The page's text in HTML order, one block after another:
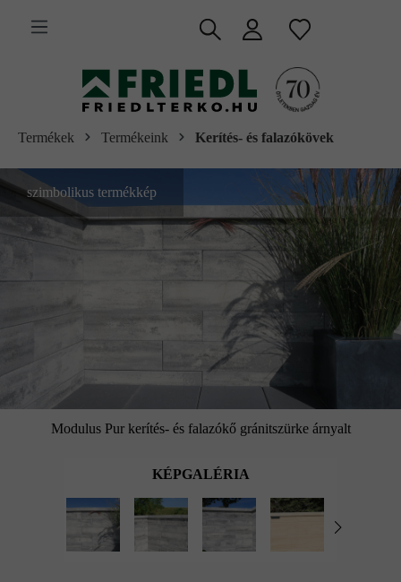
tartalomra
Termékek Termékeink Kerítés- és falazókövek
Modulus Pur kerítés- és falazókő gránitszürke árnyalt
szimbolikus termékkép
KÉPGALÉRIA